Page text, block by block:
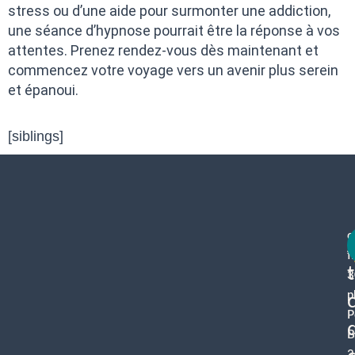
stress ou d’une aide pour surmonter une addiction,
une séance d’hypnose pourrait être la réponse à vos
attentes. Prenez rendez-vous dès maintenant et
commencez votre voyage vers un avenir plus serein
et épanoui.
[siblings]